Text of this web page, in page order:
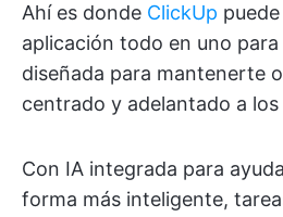
Ahí es donde ClickUp
aplicación todo en uno
diseñada para mantenerte
centrado y adelantado a los
Con IA integrada para
forma más inteligente,